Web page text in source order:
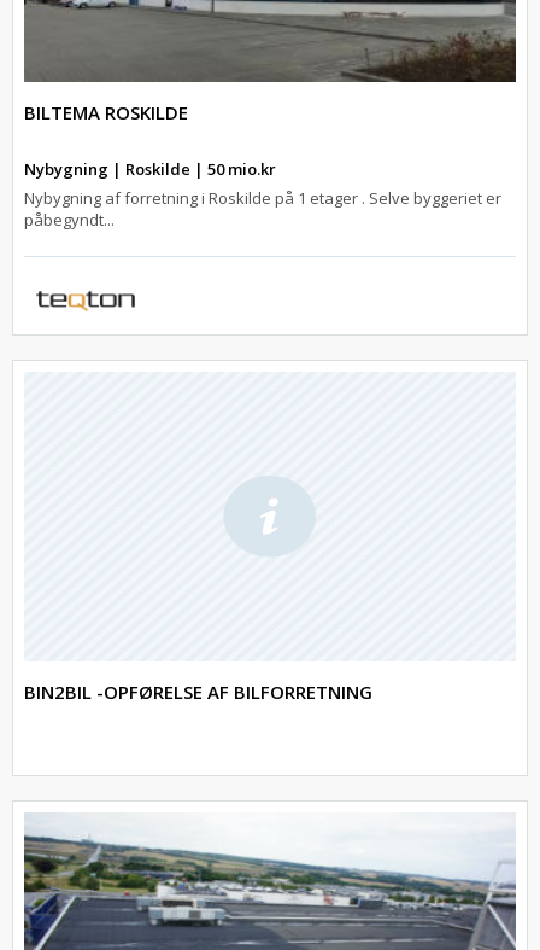
BILTEMA ROSKILDE
Nybygning | Roskilde | 50 mio.kr
Nybygning af forretning i Roskilde på 1 etager . Selve byggeriet er
påbegyndt...
BIN2BIL -OPFØRELSE AF BILFORRETNING